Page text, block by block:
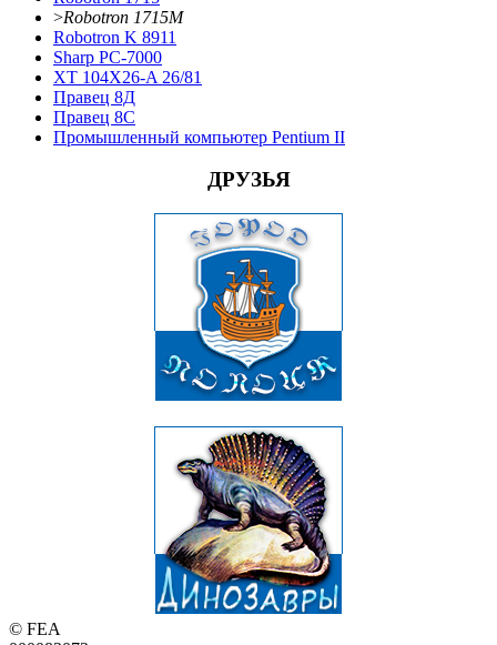
>Robotron 1715М
Robotron K 8911
Sharp PC-7000
XT 104X26-A 26/81
Правец 8Д
Правец 8С
Промышленный компьютер Pentium II
ДРУЗЬЯ
© FEA